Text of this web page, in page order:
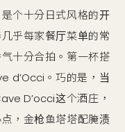
个十分日式风格的开
乎每家餐厅菜单的常
十分合拍。第一杯搭
d’Occi。巧的是，当
D’occi这个酒庄，
，金枪鱼塔塔配腌渍